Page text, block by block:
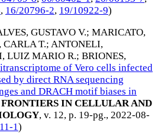
, 16/20796-2, 19/10922-9)
GUSTAVO V.; MARICATO,
CARLA T.; ANTONELI,
LUIZ MARIO R.; BRIONES,
of Vero cells infected
by direct RNA sequencing
and DRACH motif biases in
FRONTIERS IN CELLULAR AND
, v. 12, p. 19-pg., 2022-08-
1)